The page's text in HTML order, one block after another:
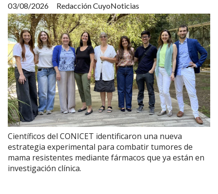
Redacción CuyoNoticias
03/08/2026
Científicos del CONICET identificaron una nueva
estrategia experimental para combatir tumores de
mama resistentes mediante fármacos que ya están en
investigación clínica.